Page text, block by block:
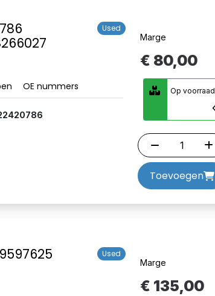
Used
OE nummers
Marge
€ 80,00
Op voorraad
Toevoegen
Used
Marge
€ 135,00